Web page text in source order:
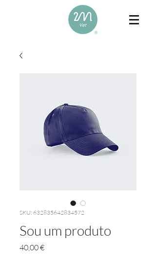
SKU: 632835642834572
Sou um produto
40,00 €Precio